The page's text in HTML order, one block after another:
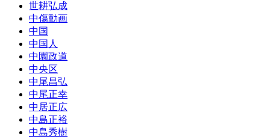
世耕弘成
中傷動画
中国
中国人
中園政道
中央区
中尾昌弘
中尾正幸
中居正広
中島正裕
中島秀樹